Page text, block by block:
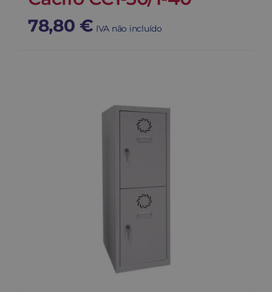
78,80 € IVA não incluído